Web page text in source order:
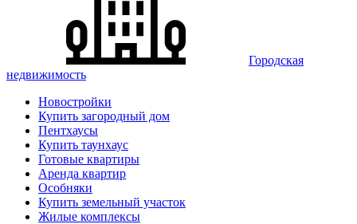
Городская
недвижимость
Новостройки
Купить загородный дом
Пентхаусы
Купить таунхаус
Готовые квартиры
Аренда квартир
Особняки
Купить земельный участок
Жилые комплексы